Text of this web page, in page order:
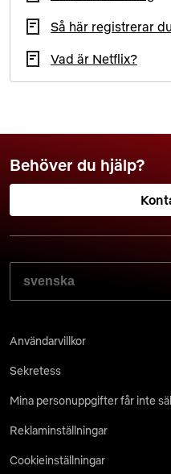
Så här registrerar
Vad är Netflix?
Behöver du hjälp?
VÄLJ SPRÅKET SOM DU
Användarvillkor
Sekretess
Mina personuppgifter får inte
Reklaminställningar
Cookieinställningar